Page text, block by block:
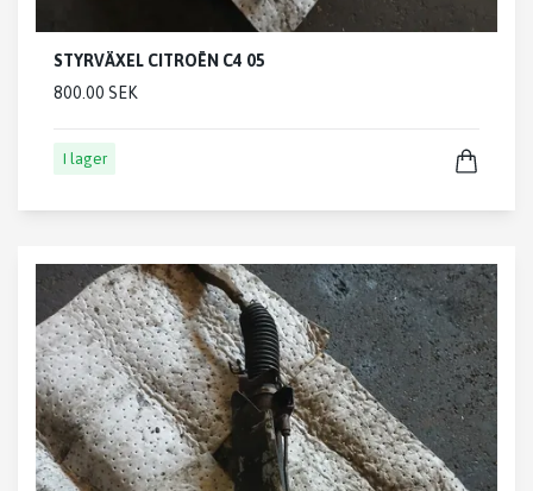
STYRVÄXEL CITROËN C4 05
800.00 SEK
I lager